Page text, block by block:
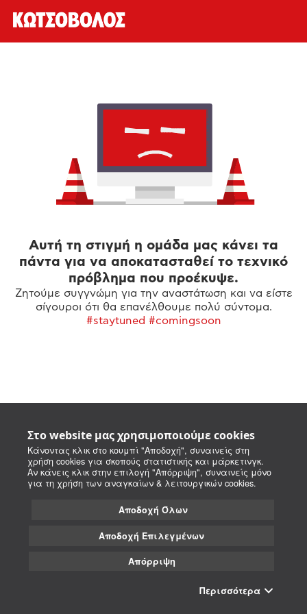
Στο website μας χρησιμοποιούμε cookies
Κάνοντας κλικ στο κουμπί "Αποδοχή", συναινείς στη
χρήση cookies για σκοπούς στατιστικής και μάρκετινγκ.
Αν κάνεις κλικ στην επιλογή "Απόρριψη", συναινείς μόνο
για τη χρήση των αναγκαίων & λειτουργικών cookies.
Αποδοχή Όλων
Αποδοχή Επιλεγμένων
Απόρριψη
Περισσότερα
Αυτή τη στιγμή η ομάδα μας κάνει τα
πάντα για να αποκατασταθεί το τεχνικό
πρόβλημα που προέκυψε.
Ζητούμε συγγνώμη για την αναστάτωση και να είστε
σίγουροι ότι θα επανέλθουμε πολύ σύντομα.
#staytuned #comingsoon